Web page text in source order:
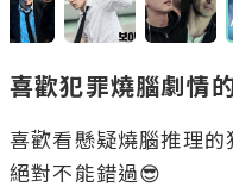
喜歡犯罪燒腦劇情
喜歡看懸疑燒腦推理的
絕對不能錯過😎